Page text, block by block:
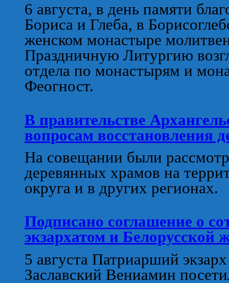
6 августа, в день памяти
Бориса и Глеба, в
женском монастыре
Праздничную Литургию
отдела по монастырям и
Феогност.
В правительстве
вопросам восстановления
На совещании были
деревянных храмов на
округа и в других регионах.
Подписано соглашение о
экзархатом и Белорусской
5 августа Патриарший
Заславский Вениамин